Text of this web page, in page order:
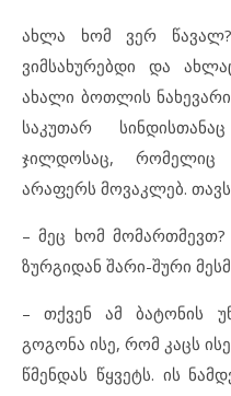
ახლა ხომ ვერ
ვიმსახურებდი და
ახალი ბოთლის
საკუთარ
ჯილდოსაც, რომელიც
არაფერს მოვაკლებ. თავს
– მეც ხომ
ზურგიდან შარი-შური
– თქვენ ამ ბატონის
გოგონა ისე, რომ კაცს
წმენდას წყვეტს. ის